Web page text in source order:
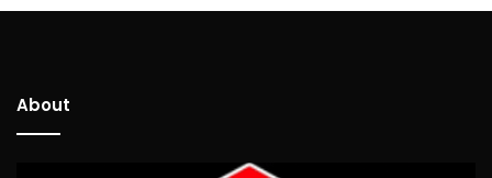
About